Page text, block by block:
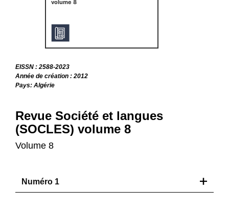
volume 8
EISSN : 2588-2023
Année de création : 2012
Pays: Algérie
Revue Société et langues
(SOCLES) volume 8
Volume 8
Numéro 1